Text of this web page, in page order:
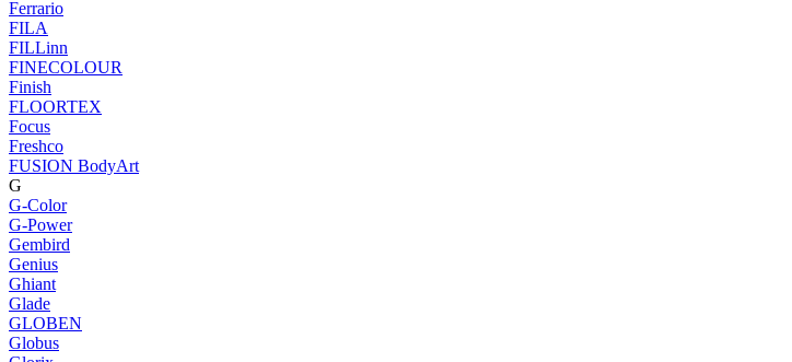
Ferrario
FILA
FILLinn
FINECOLOUR
Finish
FLOORTEX
Focus
Freshco
FUSION BodyArt
G
G-Color
G-Power
Gembird
Genius
Ghiant
Glade
GLOBEN
Globus